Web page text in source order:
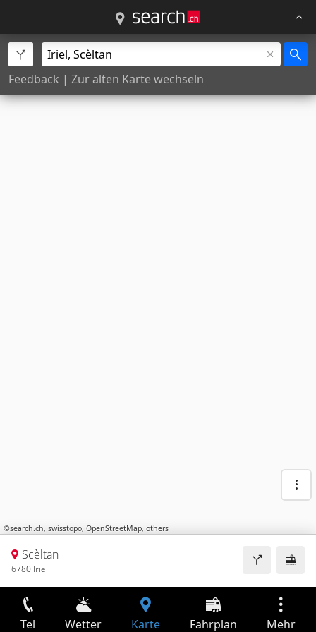
Feedback | Zur alten Karte wechseln
©search.ch, swisstopo, OpenStreetMap, others
Scèltan
6780 Iriel
Tel Wetter Karte Fahrplan Mehr